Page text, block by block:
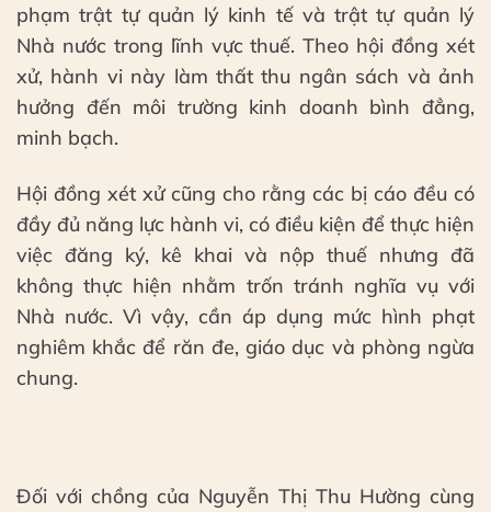
phạm trật tự quản lý kinh tế và trật tự quản lý
Nhà nước trong lĩnh vực thuế. Theo hội đồng xét
xử, hành vi này làm thất thu ngân sách và ảnh
hưởng đến môi trường kinh doanh bình đẳng,
minh bạch.
Hội đồng xét xử cũng cho rằng các bị cáo đều có
đầy đủ năng lực hành vi, có điều kiện để thực hiện
việc đăng ký, kê khai và nộp thuế nhưng đã
không thực hiện nhằm trốn tránh nghĩa vụ với
Nhà nước. Vì vậy, cần áp dụng mức hình phạt
nghiêm khắc để răn đe, giáo dục và phòng ngừa
chung.
Đối với chồng của Nguyễn Thị Thu Hường cùng